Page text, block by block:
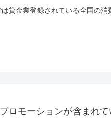
貸金業登録されている全国の
ロモーションが含まれて